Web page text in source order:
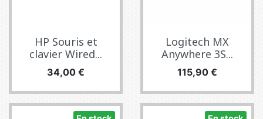
HP Souris et
clavier Wired...
Prix
34,00 €
Logitech MX
Anywhere 3S...
Prix
115,90 €